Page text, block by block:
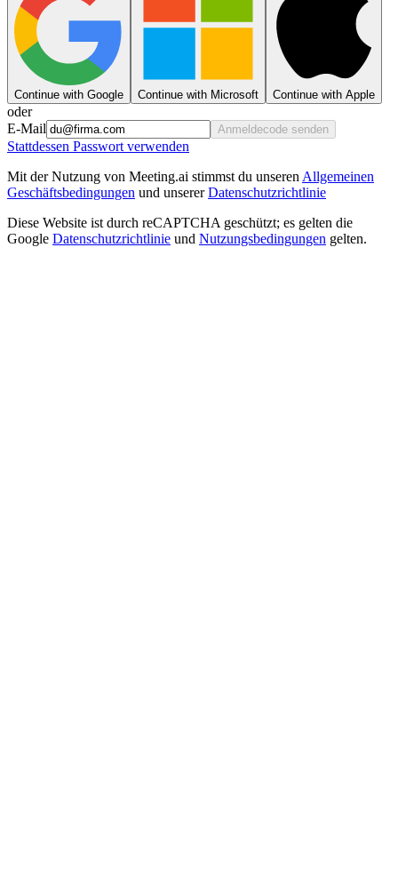
Continue with Google Continue with Microsoft Continue with Apple
oder
E-Mail
Anmeldecode senden
Stattdessen Passwort verwenden
Mit der Nutzung von Meeting.ai stimmst du unseren Allgemeinen
Geschäftsbedingungen und unsererDatenschutzrichtlinie
Diese Website ist durch reCAPTCHA geschützt; es gelten die
Google Datenschutzrichtlinie und Nutzungsbedingungen gelten.